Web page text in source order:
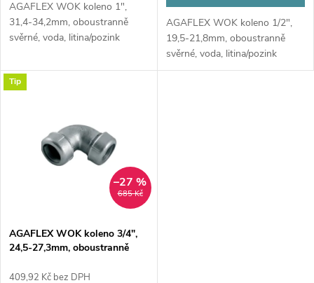
u
k
t
u
k
t
AGAFLEX WOK koleno 1",
31,4-34,2mm, oboustranně
svěrné, voda, litina/pozink
AGAFLEX WOK koleno 1/2",
19,5-21,8mm, oboustranně
svěrné, voda, litina/pozink
Tip
685 Kč
–27 %
AGAFLEX WOK koleno 3/4",
24,5-27,3mm, oboustranně
409,92 Kč bez DPH